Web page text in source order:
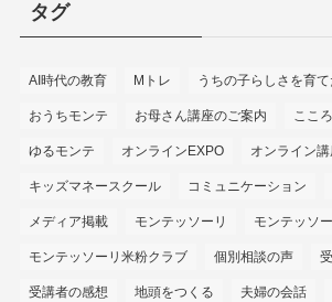
タグ
AI時代の教育 Mトレ うちの子らしさを育
おうちモンテ お母さん講座のご案内 ここ
ゆるモンテ オンラインEXPO オンライン
キッズマネースクール コミュニケーション
メディア掲載 モンテッソーリ モンテッソ
モンテッソーリ米粉クラブ 個別相談の声
受講者の感想 地頭をつくる 夫婦の会話